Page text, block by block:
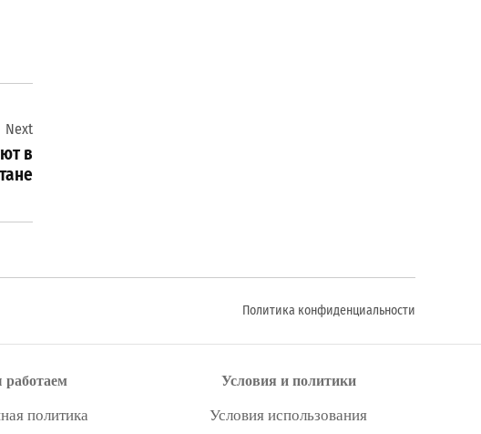
Next
в
Политика конфиденциальности
политика
Условия и политики
Условия использования